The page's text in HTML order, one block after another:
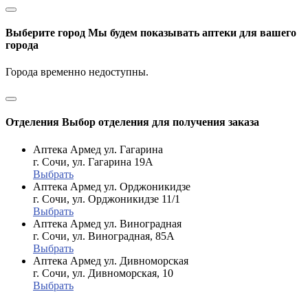
Выберите город Мы будем показывать аптеки для вашего
города
Города временно недоступны.
Отделения Выбор отделения для получения заказа
Аптека Армед ул. Гагарина
г. Сочи, ул. Гагарина 19А
Выбрать
Аптека Армед ул. Орджоникидзе
г. Сочи, ул. Орджоникидзе 11/1
Выбрать
Аптека Армед ул. Виноградная
г. Сочи, ул. Виноградная, 85А
Выбрать
Аптека Армед ул. Дивноморская
г. Сочи, ул. Дивноморская, 10
Выбрать